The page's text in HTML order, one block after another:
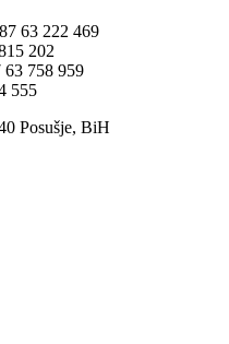
63 222 469
202
63 758 959
555
Posušje, BiH